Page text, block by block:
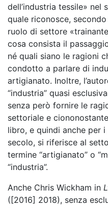
dell’industria tessile» nel
quale riconosce, secondo
ruolo di settore
cosa consista il
né quali siano le ragioni
condotto a parlare di
artigianato. Inoltre,
“industria” quasi
senza però fornire le
settoriale e
libro, e quindi anche per
secolo, si riferisce al
termine “artigianato” o
“industria”.
Anche Chris Wickham in
([2016] 2018), senza